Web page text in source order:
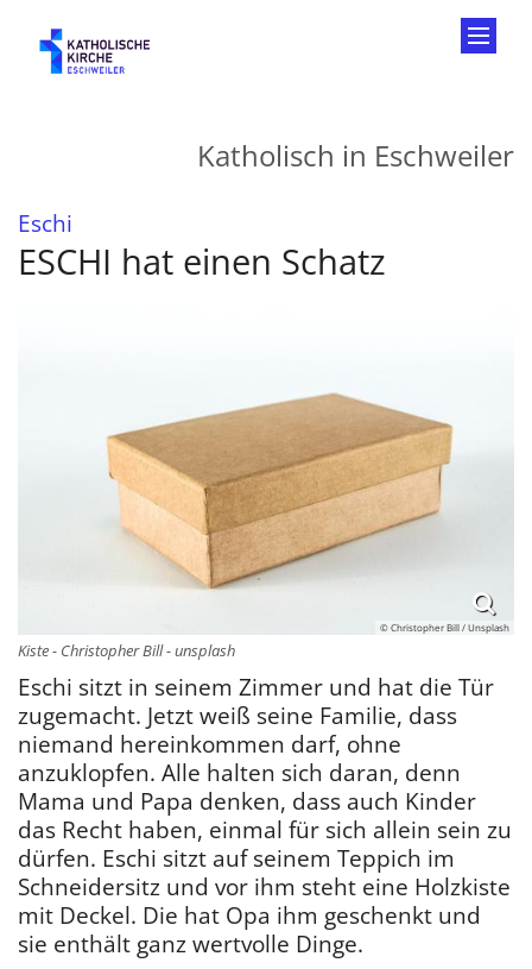
Katholisch in Eschweiler
Eschi
ESCHI hat einen Schatz
© Christopher Bill / Unsplash
Kiste - Christopher Bill - unsplash
Eschi sitzt in seinem Zimmer und hat die Tür
zugemacht. Jetzt weiß seine Familie, dass
niemand hereinkommen darf, ohne
anzuklopfen. Alle halten sich daran, denn
Mama und Papa denken, dass auch Kinder
das Recht haben, einmal für sich allein sein zu
dürfen. Eschi sitzt auf seinem Teppich im
Schneidersitz und vor ihm steht eine Holzkiste
mit Deckel. Die hat Opa ihm geschenkt und
sie enthält ganz wertvolle Dinge.